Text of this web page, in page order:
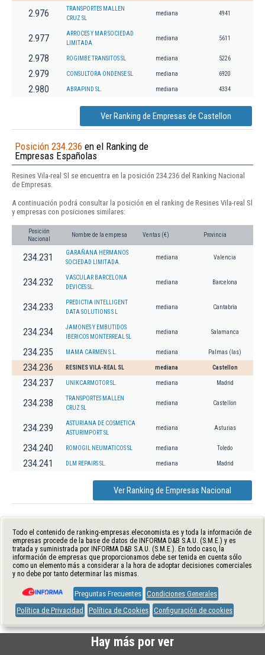
2.976
TRANSPORTES MALLEN
CRUZ SL
mediana 4941
2.977
ARROCES Y MAR SOCIEDAD
LIMITADA.
mediana 5611
2.978 ROGIMBE TRANSITOS SL mediana 5226
2.979 CONSULTORA ONDENSE SL mediana 6920
2.980 ABRAPIND SL. mediana 4334
Ver Ranking de Empresas de Castellon
Posición 234.236 en el Ranking de
Empresas Españolas
Resines Vila-real Sl se encuentra en la posición 234.236 del Ranking Nacional
de Empresas.
A continuación podrá consultar la posición en el ranking de Resines Vila-real Sl
y empresas con posiciones similares:
Posición
Nacional
Nombre de la empresa Ventas (€) Provincia
234.231
GARAÑANA HERMANOS
SOCIEDAD LIMITADA.
mediana Valencia
234.232
VASCULAR BARCELONA
DEVICES SL.
mediana Barcelona
234.233
PREDICTIA INTELLIGENT
DATA SOLUTIONS S L
mediana Cantabria
234.234
JAMONES Y EMBUTIDOS
IBERICOS MONTERREAL SL
mediana Salamanca
234.235 MAMA CARMEN S.L. mediana Palmas (las)
234.236 RESINES VILA-REAL SL mediana Castellon
234.237 UNIKCARMOTOR SL. mediana Madrid
234.238
TRANSPORTES MALLEN
CRUZ SL
mediana Castellon
234.239
ASTURIANA DE COSMETICA
ASTURIMPORT SL
mediana Asturias
234.240 ROMOGIL NEUMATICOS SL mediana Toledo
234.241 DLM REPAIRS SL. mediana Madrid
Ver Ranking de Empresas Nacional
Todo el contenido de ranking-empresas.eleconomista.es y toda la información de
empresas procede de la base de datos de INFORMA D&B S.A.U. (S.M.E.) y es
tratada y suministrada por INFORMA D&B S.A.U. (S.M.E.). En todo caso, la
información de empresas que proporcionamos debe ser tenida en cuenta sólo
como un elemento más a considerar a la hora de adoptar decisiones comerciales
y no debe por tanto determinar las mismas.
Preguntas Frecuentes Condiciones Generales
Política de Privacidad
Política de Cookies Configuración de cookies
Hay más por ver